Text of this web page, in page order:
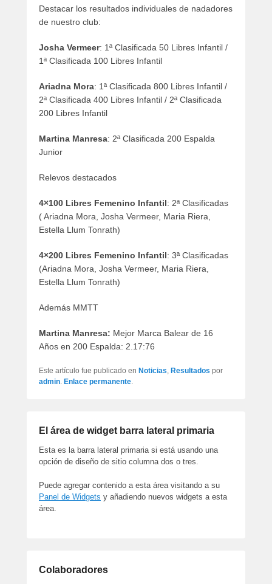
Destacar los resultados individuales de nadadores
de nuestro club:
Josha Vermeer: 1ª Clasificada 50 Libres Infantil /
1ª Clasificada 100 Libres Infantil
Ariadna Mora: 1ª Clasificada 800 Libres Infantil /
2ª Clasificada 400 Libres Infantil / 2ª Clasificada
200 Libres Infantil
Martina Manresa: 2ª Clasificada 200 Espalda
Junior
Relevos destacados
4×100 Libres Femenino Infantil: 2ª Clasificadas
( Ariadna Mora, Josha Vermeer, Maria Riera,
Estella Llum Tonrath)
4×200 Libres Femenino Infantil: 3ª Clasificadas
(Ariadna Mora, Josha Vermeer, Maria Riera,
Estella Llum Tonrath)
Además MMTT
Martina Manresa: Mejor Marca Balear de 16
Años en 200 Espalda: 2.17:76
Este artículo fue publicado en Noticias, Resultados por
admin. Enlace permanente.
El área de widget barra lateral primaria
Esta es la barra lateral primaria si está usando una
opción de diseño de sitio columna dos o tres.
Puede agregar contenido a esta área visitando a su
Panel de Widgets y añadiendo nuevos widgets a esta
área.
Colaboradores